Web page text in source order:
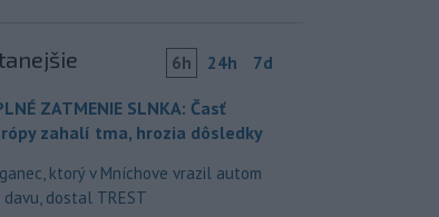
6h 24h 7d
ZATMENIE SLNKA: Časť
zahalí tma, hrozia dôsledky
ktorý v Mníchove vrazil autom
davu, dostal TREST